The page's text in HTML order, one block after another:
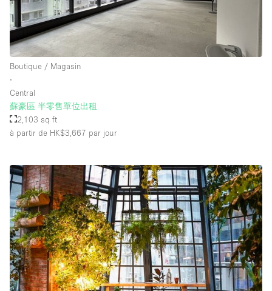
Boutique / Magasin
∙
Central
蘇豪區 半零售單位出租
2,103 sq ft
à partir de HK$3,667 par jour